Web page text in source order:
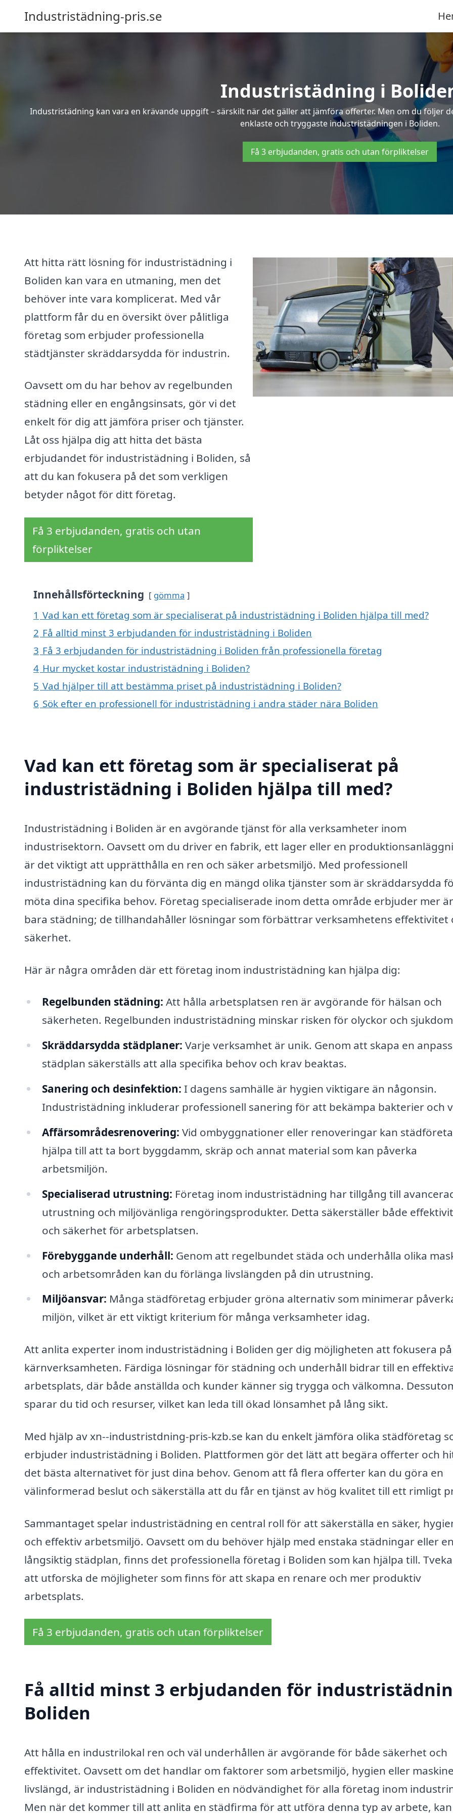
Industristädning-pris.se
Industristädning i
Industristädning kan vara en krävande uppgift – särskilt när det gäller att jämföra offerter. Men om du följer
enklaste och tryggaste industristädningen i Boliden.
Få 3 erbjudanden, gratis och utan förpliktelser
Att hitta rätt lösning för industristädning i
Boliden kan vara en utmaning, men det
behöver inte vara komplicerat. Med vår
plattform får du en översikt över pålitliga
företag som erbjuder professionella
städtjänster skräddarsydda för industrin.
Oavsett om du har behov av regelbunden
städning eller en engångsinsats, gör vi det
enkelt för dig att jämföra priser och tjänster.
Låt oss hjälpa dig att hitta det bästa
erbjudandet för industristädning i Boliden, så
att du kan fokusera på det som verkligen
betyder något för ditt företag.
Få 3 erbjudanden, gratis och utan
förpliktelser
Innehållsförteckning gömma
1 Vad kan ett företag som är specialiserat på industristädning i Boliden hjälpa till med?
2 Få alltid minst 3 erbjudanden för industristädning i Boliden
3 Få 3 erbjudanden för industristädning i Boliden från professionella företag
4 Hur mycket kostar industristädning i Boliden?
5 Vad hjälper till att bestämma priset på industristädning i Boliden?
6 Sök efter en professionell för industristädning i andra städer nära Boliden
Vad kan ett företag som är specialiserat på
industristädning i Boliden hjälpa till med?
Industristädning i Boliden är en avgörande tjänst för alla verksamheter inom
industrisektorn. Oavsett om du driver en fabrik, ett lager eller en
är det viktigt att upprätthålla en ren och säker arbetsmiljö. Med professionell
industristädning kan du förvänta dig en mängd olika tjänster som är skräddarsydda
möta dina specifika behov. Företag specialiserade inom detta område erbjuder mer
bara städning; de tillhandahåller lösningar som förbättrar verksamhetens effektivitet
säkerhet.
Här är några områden där ett företag inom industristädning kan hjälpa dig:
Regelbunden städning: Att hålla arbetsplatsen ren är avgörande för hälsan och
säkerheten. Regelbunden industristädning minskar risken för olyckor och
Skräddarsydda städplaner: Varje verksamhet är unik. Genom att skapa en
städplan säkerställs att alla specifika behov och krav beaktas.
Sanering och desinfektion: I dagens samhälle är hygien viktigare än någonsin.
Industristädning inkluderar professionell sanering för att bekämpa bakterier och
Affärsområdesrenovering: Vid ombyggnationer eller renoveringar kan
hjälpa till att ta bort byggdamm, skräp och annat material som kan påverka
arbetsmiljön.
Specialiserad utrustning: Företag inom industristädning har tillgång till
utrustning och miljövänliga rengöringsprodukter. Detta säkerställer både
och säkerhet för arbetsplatsen.
Förebyggande underhåll: Genom att regelbundet städa och underhålla olika
och arbetsområden kan du förlänga livslängden på din utrustning.
Miljöansvar: Många städföretag erbjuder gröna alternativ som minimerar
miljön, vilket är ett viktigt kriterium för många verksamheter idag.
Att anlita experter inom industristädning i Boliden ger dig möjligheten att fokusera på
kärnverksamheten. Färdiga lösningar för städning och underhåll bidrar till en
arbetsplats, där både anställda och kunder känner sig trygga och välkomna.
sparar du tid och resurser, vilket kan leda till ökad lönsamhet på lång sikt.
Med hjälp av xn--industristdning-pris-kzb.se kan du enkelt jämföra olika städföretag
erbjuder industristädning i Boliden. Plattformen gör det lätt att begära offerter och
det bästa alternativet för just dina behov. Genom att få flera offerter kan du göra en
välinformerad beslut och säkerställa att du får en tjänst av hög kvalitet till ett rimligt
Sammantaget spelar industristädning en central roll för att säkerställa en säker,
och effektiv arbetsmiljö. Oavsett om du behöver hjälp med enstaka städningar eller en
långsiktig städplan, finns det professionella företag i Boliden som kan hjälpa till.
att utforska de möjligheter som finns för att skapa en renare och mer produktiv
arbetsplats.
Få 3 erbjudanden, gratis och utan förpliktelser
Få alltid minst 3 erbjudanden för
Boliden
Att hålla en industrilokal ren och väl underhållen är avgörande för både säkerhet och
effektivitet. Oavsett om det handlar om faktorer som arbetsmiljö, hygien eller
livslängd, är industristädning i Boliden en nödvändighet för alla företag inom
Men när det kommer till att anlita en städfirma för att utföra denna typ av arbete,